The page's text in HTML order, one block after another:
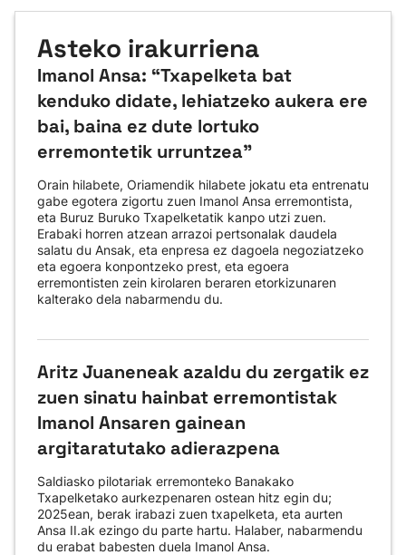
Asteko irakurriena
Imanol Ansa: “Txapelketa bat
kenduko didate, lehiatzeko aukera ere
bai, baina ez dute lortuko
erremontetik urruntzea"
Orain hilabete, Oriamendik hilabete jokatu eta entrenatu
gabe egotera zigortu zuen Imanol Ansa erremontista,
eta Buruz Buruko Txapelketatik kanpo utzi zuen.
Erabaki horren atzean arrazoi pertsonalak daudela
salatu du Ansak, eta enpresa ez dagoela negoziatzeko
eta egoera konpontzeko prest, eta egoera
erremontisten zein kirolaren beraren etorkizunaren
kalterako dela nabarmendu du.
Aritz Juaneneak azaldu du zergatik ez
zuen sinatu hainbat erremontistak
Imanol Ansaren gainean
argitaratutako adierazpena
Saldiasko pilotariak erremonteko Banakako
Txapelketako aurkezpenaren ostean hitz egin du;
2025ean, berak irabazi zuen txapelketa, eta aurten
Ansa II.ak ezingo du parte hartu. Halaber, nabarmendu
du erabat babesten duela Imanol Ansa.